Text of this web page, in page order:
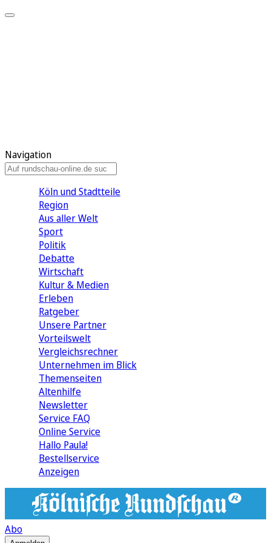
Navigation
Köln und Stadtteile
Region
Aus aller Welt
Sport
Politik
Debatte
Wirtschaft
Kultur & Medien
Erleben
Ratgeber
Unsere Partner
Vorteilswelt
Vergleichsrechner
Unternehmen im Blick
Themenseiten
Altenhilfe
Newsletter
Service FAQ
Online Service
Hallo Paula!
Bestellservice
Anzeigen
Abo